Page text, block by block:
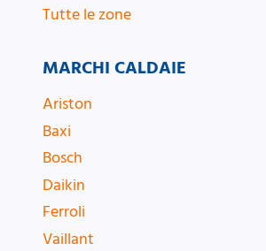
Tutte le zone
MARCHI CALDAIE
Ariston
Baxi
Bosch
Daikin
Ferroli
Vaillant